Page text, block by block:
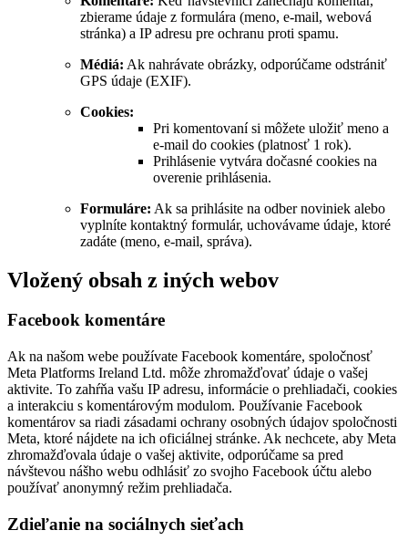
zbierame údaje z formulára (meno, e‑mail, webová
stránka) a IP adresu pre ochranu proti spamu.
Médiá: Ak nahrávate obrázky, odporúčame odstrániť
GPS údaje (EXIF).
Cookies:
Pri komentovaní si môžete uložiť meno a
e‑mail do cookies (platnosť 1 rok).
Prihlásenie vytvára dočasné cookies na
overenie prihlásenia.
Formuláre: Ak sa prihlásite na odber noviniek alebo
vyplníte kontaktný formulár, uchovávame údaje, ktoré
zadáte (meno, e‑mail, správa).
Vložený obsah z iných webov
Facebook komentáre
Ak na našom webe používate Facebook komentáre, spoločnosť
Meta Platforms Ireland Ltd. môže zhromažďovať údaje o vašej
aktivite. To zahŕňa vašu IP adresu, informácie o prehliadači, cookies
a interakciu s komentárovým modulom. Používanie Facebook
komentárov sa riadi zásadami ochrany osobných údajov spoločnosti
Meta, ktoré nájdete na ich oficiálnej stránke. Ak nechcete, aby Meta
zhromažďovala údaje o vašej aktivite, odporúčame sa pred
návštevou nášho webu odhlásiť zo svojho Facebook účtu alebo
používať anonymný režim prehliadača.
Zdieľanie na sociálnych sieťach